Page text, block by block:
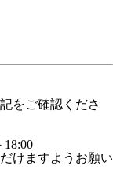
をご確認くださ
けますようお願い